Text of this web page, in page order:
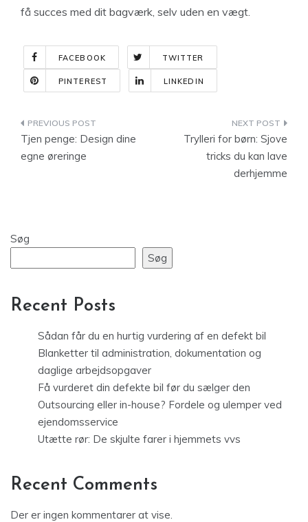
få succes med dit bagværk, selv uden en vægt.
FACEBOOK TWITTER
PINTEREST LINKEDIN
Indlægsnavigation
Tjen penge: Design dine
egne øreringe
Trylleri for børn: Sjove
tricks du kan lave
derhjemme
Søg
Søg
Recent Posts
Sådan får du en hurtig vurdering af en defekt bil
Blanketter til administration, dokumentation og
daglige arbejdsopgaver
Få vurderet din defekte bil før du sælger den
Outsourcing eller in-house? Fordele og ulemper ved
ejendomsservice
Utætte rør: De skjulte farer i hjemmets vvs
Recent Comments
Der er ingen kommentarer at vise.